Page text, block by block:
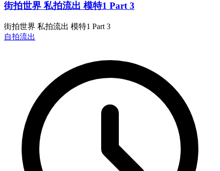
街拍世界 私拍流出 模特1 Part 3
街拍世界 私拍流出 模特1 Part 3
自拍流出